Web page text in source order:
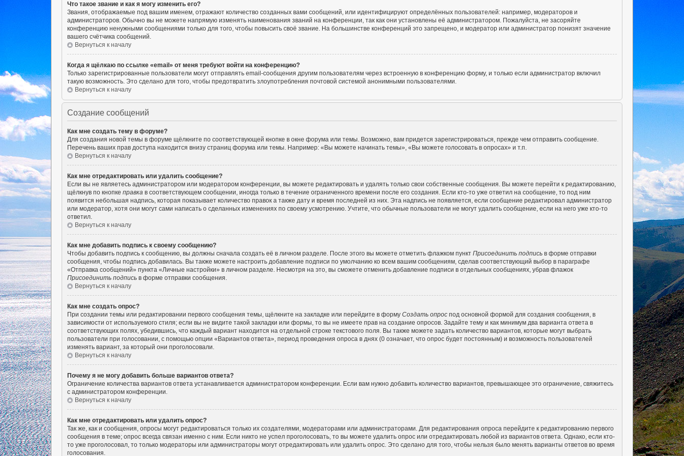
Что такое звание и как я могу изменить его?
Звания, отображаемые под вашим именем, отражают количество созданных вами сообщений, или идентифицируют определённых пользователей: например, модераторов и
администраторов. Обычно вы не можете напрямую изменять наименования званий на конференции, так как они установлены её администратором. Пожалуйста, не засоряйте
конференцию ненужными сообщениями только для того, чтобы повысить своё звание. На большинстве конференций это запрещено, и модератор или администратор понизят значение
вашего счётчика сообщений.
Вернуться к началу
Когда я щёлкаю по ссылке «email» от меня требуют войти на конференцию?
Только зарегистрированные пользователи могут отправлять email-сообщения другим пользователям через встроенную в конференцию форму, и только если администратор включил
такую возможность. Это сделано для того, чтобы предотвратить злоупотребления почтовой системой анонимными пользователями.
Вернуться к началу
Создание сообщений
Как мне создать тему в форуме?
Для создания новой темы в форуме щёлкните по соответствующей кнопке в окне форума или темы. Возможно, вам придется зарегистрироваться, прежде чем отправить сообщение.
Перечень ваших прав доступа находится внизу страниц форума или темы. Например: «Вы можете начинать темы», «Вы можете голосовать в опросах» и т.п.
Вернуться к началу
Как мне отредактировать или удалить сообщение?
Если вы не являетесь администратором или модератором конференции, вы можете редактировать и удалять только свои собственные сообщения. Вы можете перейти к редактированию,
щёлкнув по кнопке правка в соответствующем сообщении, иногда только в течение ограниченного времени после его создания. Если кто-то уже ответил на сообщение, то под ним
появится небольшая надпись, которая показывает количество правок а также дату и время последней из них. Эта надпись не появляется, если сообщение редактировал администратор
или модератор, хотя они могут сами написать о сделанных изменениях по своему усмотрению. Учтите, что обычные пользователи не могут удалить сообщение, если на него уже кто-то
ответил.
Вернуться к началу
Как мне добавить подпись к своему сообщению?
Чтобы добавить подпись к сообщению, вы должны сначала создать её в личном разделе. После этого вы можете отметить флажком пункт Присоединить подпись в форме отправки
сообщения, чтобы подпись добавилась. Вы также можете настроить добавление подписи по умолчанию ко всем вашим сообщениям, сделав соответствующий выбор в параграфе
«Отправка сообщений» пункта «Личные настройки» в личном разделе. Несмотря на это, вы сможете отменить добавление подписи в отдельных сообщениях, убрав флажок
Присоединить подпись в форме отправки сообщения.
Вернуться к началу
Как мне создать опрос?
При создании темы или редактировании первого сообщения темы, щёлкните на закладке или перейдите в форму Создать опрос под основной формой для создания сообщения, в
зависимости от используемого стиля; если вы не видите такой закладки или формы, то вы не имеете прав на создание опросов. Задайте тему и как минимум два варианта ответа в
соответствующих полях, убедившись, что каждый вариант находится на отдельной строке текстового поля. Вы также можете задать количество вариантов, которые могут выбрать
пользователи при голосовании, с помощью опции «Вариантов ответа», период проведения опроса в днях (0 означает, что опрос будет постоянным) и возможность пользователей
изменять вариант, за который они проголосовали.
Вернуться к началу
Почему я не могу добавить больше вариантов ответа?
Ограничение количества вариантов ответа устанавливается администратором конференции. Если вам нужно добавить количество вариантов, превышающее это ограничение, свяжитесь
с администратором конференции.
Вернуться к началу
Как мне отредактировать или удалить опрос?
Так же, как и сообщения, опросы могут редактироваться только их создателями, модераторами или администраторами. Для редактирования опроса перейдите к редактированию первого
сообщения в теме; опрос всегда связан именно с ним. Если никто не успел проголосовать, то вы можете удалить опрос или отредактировать любой из вариантов ответа. Однако, если кто-
то уже проголосовал, то только модераторы или администраторы могут отредактировать или удалить опрос. Это сделано для того, чтобы нельзя было менять варианты ответов во время
голосования.